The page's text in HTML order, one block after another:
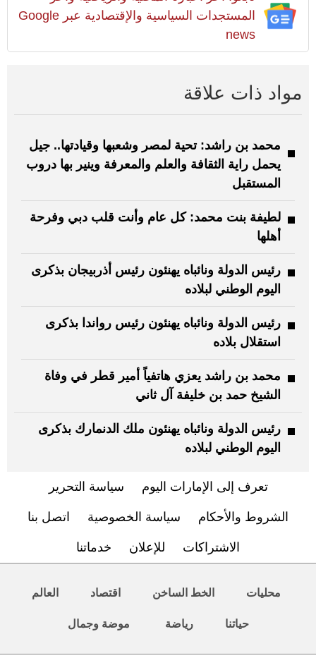
المستجدات السياسية والإقتصادية عبر Google
news
مواد ذات علاقة
محمد بن راشد: تحية لمصر وشعبها وقيادتها.. جيل
يحمل راية الثقافة والعلم والمعرفة وينير بها دروب
المستقبل
لطيفة بنت محمد: كل عام وأنت قلب دبي وفرحة
أهلها
رئيس الدولة ونائباه يهنئون رئيس أذربيجان بذكرى
اليوم الوطني لبلاده
رئيس الدولة ونائباه يهنئون رئيس رواندا بذكرى
استقلال بلاده
محمد بن راشد يعزي هاتفياً أمير قطر في وفاة
الشيخ حمد بن خليفة آل ثاني
رئيس الدولة ونائباه يهنئون ملك الدنمارك بذكرى
اليوم الوطني لبلاده
تعرف إلى الإمارات اليوم سياسة التحرير
الشروط والأحكام سياسة الخصوصية اتصل بنا
الاشتراكات للإعلان خدماتنا
محليات الخط الساخن اقتصاد العالم
حياتنا رياضة موضة وجمال